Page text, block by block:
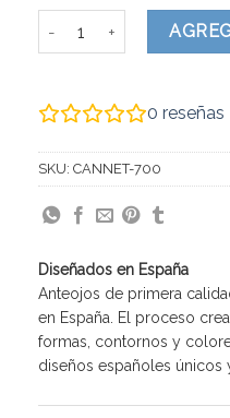
0 reseñas
SKU: CANNET-700
Diseñados en España
Anteojos de primera
en España. El proceso
formas, contornos y
diseños españoles únicos